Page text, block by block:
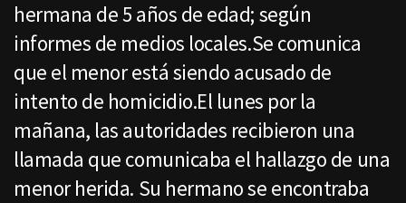
hermana de 5 años de edad; según
informes de medios locales.Se comunica
que el menor está siendo acusado de
intento de homicidio.El lunes por la
mañana, las autoridades recibieron una
llamada que comunicaba el hallazgo de una
menor herida. Su hermano se encontraba